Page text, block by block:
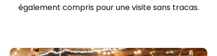
également compris pour une visite sans tracas.